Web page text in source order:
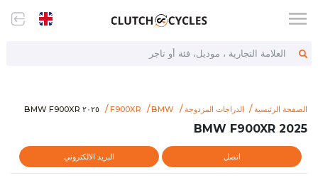
العلامة التجارية ، موديل، فئة أو تاجر
الصفحة الرئيسية الدراجات المزدوجة BMW
F900XR
2025-bmw-f900xr
٢٠٢٥ BMW F900XR
٢٠٢٥ BMW F900XR
2025 BMW F900XR
اتصل البريد الالكتروني